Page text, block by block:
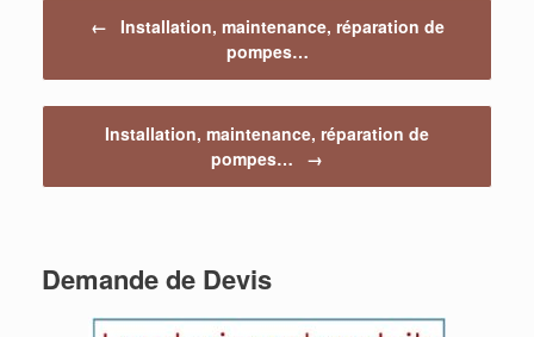
←
Installation, maintenance, réparation de
pompes…
Installation, maintenance, réparation de
pompes…
→
Demande de Devis